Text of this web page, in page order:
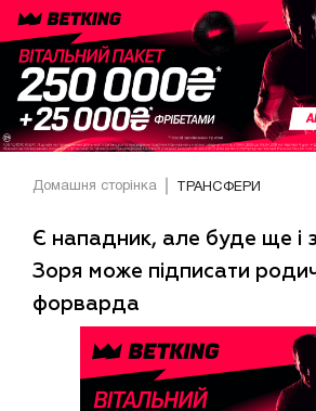
Домашня сторінка ТРАНСФЕРИ
Є нападник, але буде ще і
Зоря може підписати
форварда